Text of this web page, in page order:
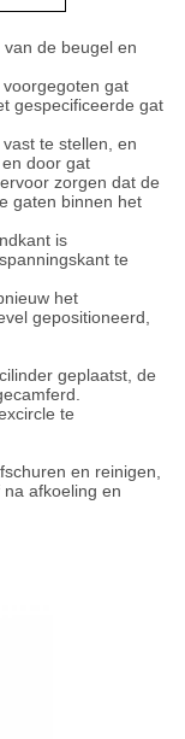
de beugel en
gat
gespecificeerde gat
te stellen, en
door gat
zorgen dat de
gaten binnen het
is
te
het
gepositioneerd,
geplaatst, de
te
en reinigen,
afkoeling en